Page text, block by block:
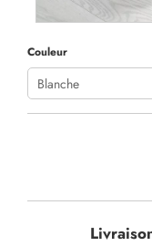
Couleur
Blanche